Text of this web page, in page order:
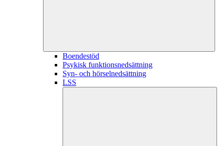
Boendestöd
Psykisk funktionsnedsättning
Syn- och hörselnedsättning
LSS